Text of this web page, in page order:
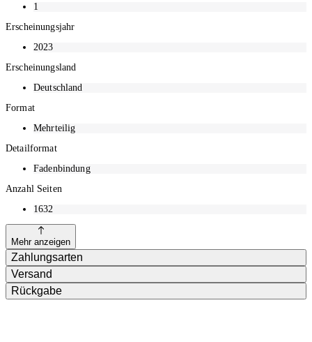
1
Erscheinungsjahr
2023
Erscheinungsland
Deutschland
Format
Mehrteilig
Detailformat
Fadenbindung
Anzahl Seiten
1632
Mehr anzeigen
Zahlungsarten
Versand
Rückgabe